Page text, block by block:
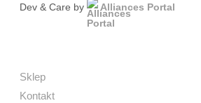
Dev & Care by Alliances Portal
Sklep
Kontakt